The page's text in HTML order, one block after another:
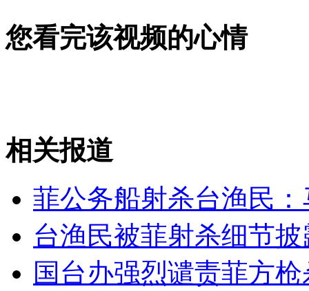
女孩北京地铁殴打老人 痛下狠手拳打脚踢
您看完该视频的心情
相关报道
菲公务船射杀台渔民
台渔民被菲射杀细节
国台办强烈谴责菲方